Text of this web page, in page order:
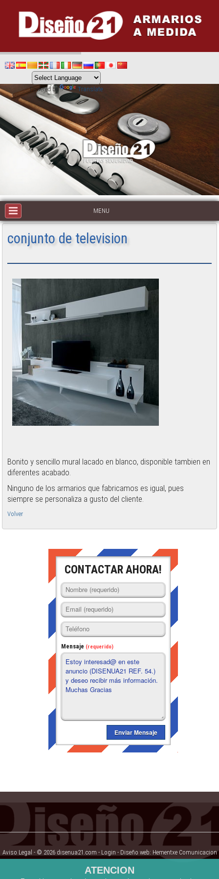
Powered by Translate
MENU
conjunto de television
Bonito y sencillo mural lacado en blanco, disponible tambien en
diferentes acabado.
Ninguno de los armarios que fabricamos es igual, pues
siempre se personaliza a gusto del cliente.
Volver
CONTACTAR AHORA!
Mensaje (requerido)
Aviso Legal - © 2026 disenua21.com - Login - Diseño web: Hementxe Comunicacion
ATENCION